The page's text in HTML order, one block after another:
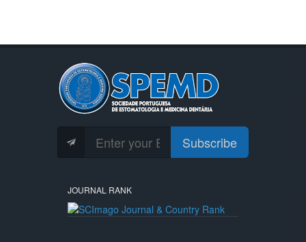
Subscribe
JOURNAL RANK